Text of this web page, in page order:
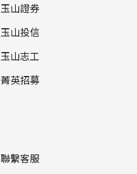
玉山證券
玉山投信
玉山志工
菁英招募
聯繫客服